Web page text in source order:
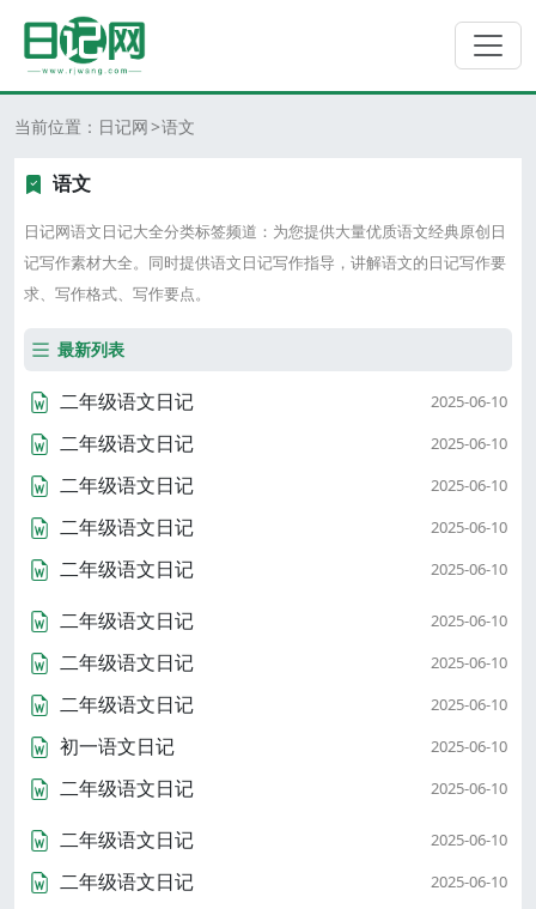
当前位置： 日记网 语文
语文
日记网语文日记大全分类标签频道：为您提供大量优质语文经典原创日
记写作素材大全。同时提供语文日记写作指导，讲解语文的日记写作要
求、写作格式、写作要点。
最新列表
二年级语文日记 2025-06-10
二年级语文日记 2025-06-10
二年级语文日记 2025-06-10
二年级语文日记 2025-06-10
二年级语文日记 2025-06-10
二年级语文日记 2025-06-10
二年级语文日记 2025-06-10
二年级语文日记 2025-06-10
初一语文日记 2025-06-10
二年级语文日记 2025-06-10
二年级语文日记 2025-06-10
二年级语文日记 2025-06-10